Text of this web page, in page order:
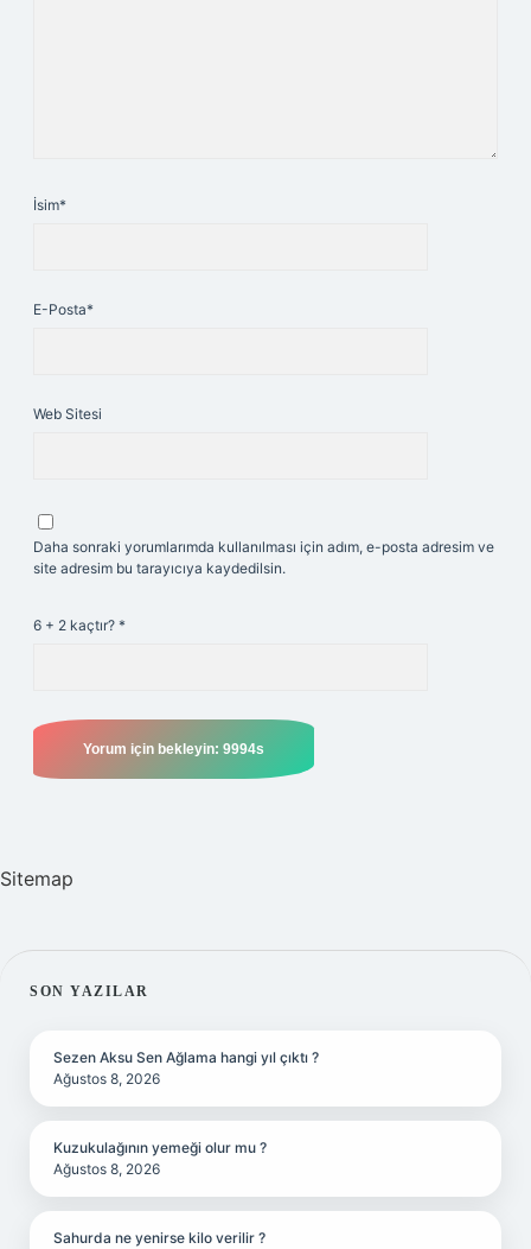
İsim*
E-Posta*
Web Sitesi
Daha sonraki yorumlarımda kullanılması için adım, e-posta adresim ve
site adresim bu tarayıcıya kaydedilsin.
6 + 2 kaçtır? *
Sitemap
SIDEBAR
SON YAZILAR
Sezen Aksu Sen Ağlama hangi yıl çıktı ?
Ağustos 8, 2026
Kuzukulağının yemeği olur mu ?
Ağustos 8, 2026
Sahurda ne yenirse kilo verilir ?